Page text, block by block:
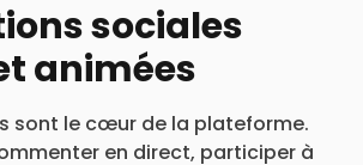
sociales
animées
sont le cœur de la plateforme.
en direct, participer à